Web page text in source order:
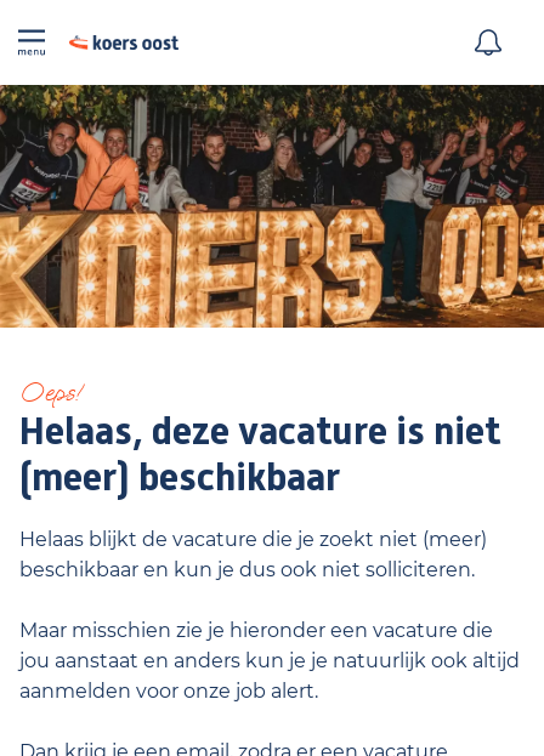
Oeps!
Helaas, deze vacature is niet
(meer) beschikbaar
Helaas blijkt de vacature die je zoekt niet (meer)
beschikbaar en kun je dus ook niet solliciteren.
Maar misschien zie je hieronder een vacature die
jou aanstaat en anders kun je je natuurlijk ook altijd
aanmelden voor onze job alert.